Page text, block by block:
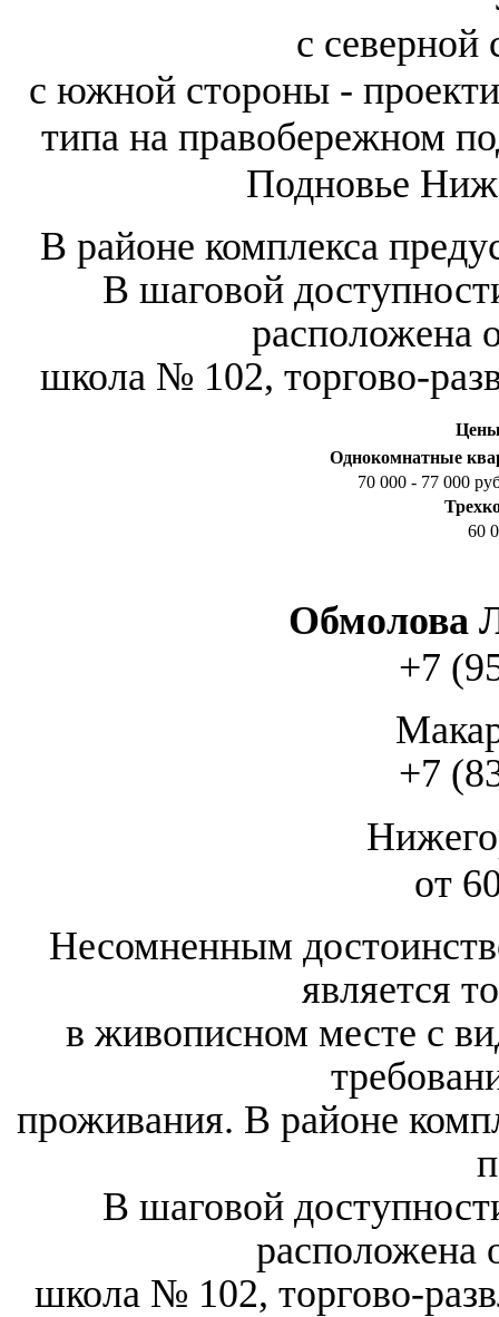
с
с южной стороны -
типа на правобережном
Подновье
В районе комплекса
В шаговой
расположена
школа № 102, торгово-
Однокомнатные
70 000 - 77 000
60
Обмолова
+7
+7
от
Несомненным
является
в живописном месте с
проживания. В районе
В шаговой
расположена
школа № 102, торгово-